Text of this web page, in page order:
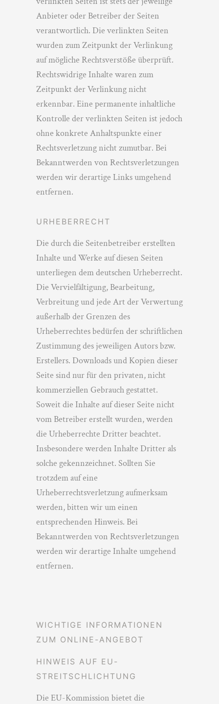
Anbieter oder Betreiber der Seiten
verantwortlich. Die verlinkten Seiten
wurden zum Zeitpunkt der Verlinkung
auf mögliche Rechtsverstöße überprüft.
Rechtswidrige Inhalte waren zum
Zeitpunkt der Verlinkung nicht
erkennbar. Eine permanente inhaltliche
Kontrolle der verlinkten Seiten ist jedoch
ohne konkrete Anhaltspunkte einer
Rechtsverletzung nicht zumutbar. Bei
Bekanntwerden von Rechtsverletzungen
werden wir derartige Links umgehend
entfernen.
URHEBERRECHT
Die durch die Seitenbetreiber erstellten
Inhalte und Werke auf diesen Seiten
unterliegen dem deutschen Urheberrecht.
Die Vervielfältigung, Bearbeitung,
Verbreitung und jede Art der Verwertung
außerhalb der Grenzen des
Urheberrechtes bedürfen der schriftlichen
Zustimmung des jeweiligen Autors bzw.
Erstellers. Downloads und Kopien dieser
Seite sind nur für den privaten, nicht
kommerziellen Gebrauch gestattet.
Soweit die Inhalte auf dieser Seite nicht
vom Betreiber erstellt wurden, werden
die Urheberrechte Dritter beachtet.
Insbesondere werden Inhalte Dritter als
solche gekennzeichnet. Sollten Sie
trotzdem auf eine
Urheberrechtsverletzung aufmerksam
werden, bitten wir um einen
entsprechenden Hinweis. Bei
Bekanntwerden von Rechtsverletzungen
werden wir derartige Inhalte umgehend
entfernen.
WICHTIGE INFORMATIONEN
ZUM ONLINE-ANGEBOT
HINWEIS AUF EU-
STREITSCHLICHTUNG
Die EU-Kommission bietet die